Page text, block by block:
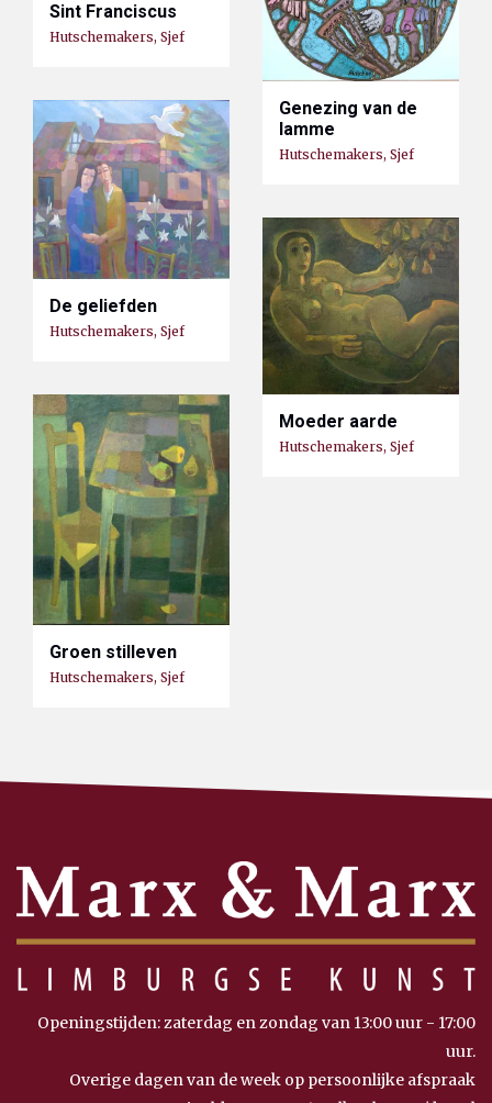
Sint Franciscus
Hutschemakers, Sjef
Genezing van de
lamme
Hutschemakers, Sjef
De geliefden
Hutschemakers, Sjef
Moeder aarde
Hutschemakers, Sjef
Groen stilleven
Hutschemakers, Sjef
Openingstijden: zaterdag en zondag van 13:00 uur - 17:00
uur.
Overige dagen van de week op persoonlijke afspraak